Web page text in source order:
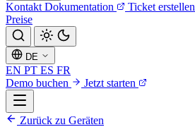
Kontakt Dokumentation Ticket erstellen
Preise
DE
EN PT ES FR
Demo buchen
Jetzt starten
Zurück zu Geräten